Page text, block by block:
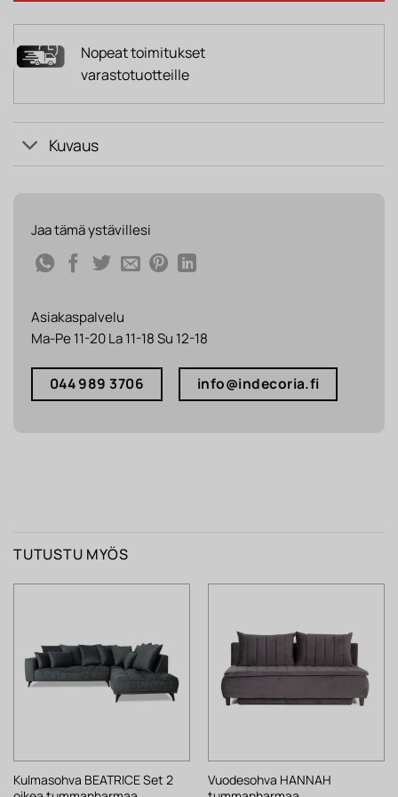
Nopeat toimitukset
varastotuotteille
Kuvaus
Jaa tämä ystävillesi
Asiakaspalvelu
Ma-Pe 11-20 La 11-18 Su 12-18
044 989 3706 info@indecoria.fi
TUTUSTU MYÖS
Kulmasohva BEATRICE Set 2
Vuodesohva HANNAH